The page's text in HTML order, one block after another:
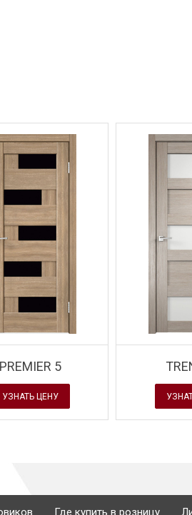
новинка Завод Velldoris -
- модель ALTO 2
PREMIER 5
УЗНАТЬ ЦЕНУ
Где купить в розницу